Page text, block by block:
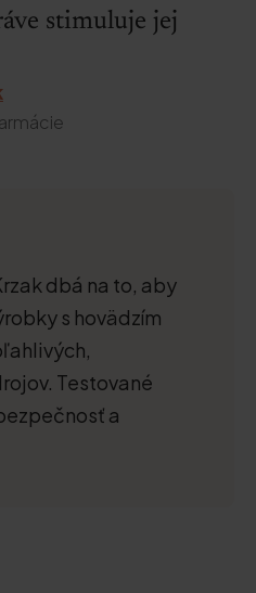
stimuluje jej
dbá na to, aby
s hovädzím
Testované
a